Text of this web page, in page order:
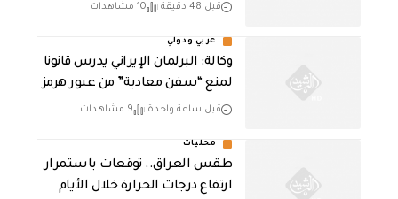
قبل 48 دقيقة 10 مشاهدات
عربي ودولي
وكالة: البرلمان الإيراني يدرس قانونا
لمنع “سفن معادية” من عبور هرمز
قبل ساعة واحدة 9 مشاهدات
محليات
طقس العراق.. توقعات باستمرار
ارتفاع درجات الحرارة خلال الأيام